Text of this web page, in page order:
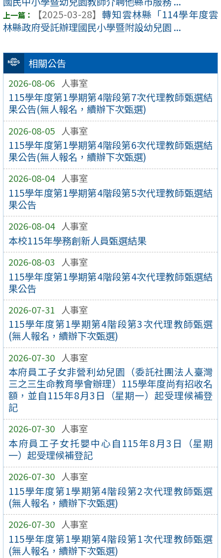
相關公告
2026-08-06 人事室
115學年度第1學期第4階段第7次代理教師甄選結
果公告(無人報名，續辦下次甄選)
2026-08-05 人事室
115學年度第1學期第4階段第6次代理教師甄選結
果公告(無人報名，續辦下次甄選)
2026-08-04 人事室
115學年度第1學期第4階段第5次代理教師甄選結
果公告
2026-08-04 人事室
本校115年學務創新人員甄選結果
2026-08-03 人事室
115學年度第1學期第4階段第4次代理教師甄選結
果公告
2026-07-31 人事室
115學年度第1學期第4階段第3次代理教師甄選
(無人報名，續辦下次甄選)
2026-07-30 人事室
本府員工子女非營利幼兒園（委託社團法人臺灣
三之三生命教育學會辦理）115學年度尚有招收名
額，並自115年8月3日（星期一）起受理候補登
記
2026-07-30 人事室
本府員工子女托嬰中心自115年8月3日（星期
一）起受理候補登記
2026-07-30 人事室
115學年度第1學期第4階段第2次代理教師甄選
(無人報名，續辦下次甄選)
2026-07-30 人事室
115學年度第1學期第4階段第1次代理教師甄選
(無人報名，續辦下次甄選)
【2025-03-28】 轉知雲林縣「114學年度雲
林縣政府受託辦理國民小學暨附設幼兒園 ...